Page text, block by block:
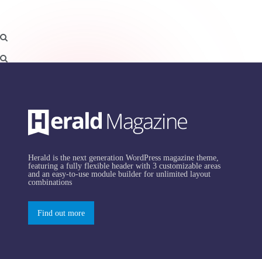
Herald is the next generation WordPress magazine theme,
featuring a fully flexible header with 3 customizable areas
and an easy-to-use module builder for unlimited layout
combinations
Find out more